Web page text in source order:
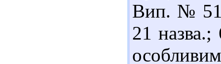
Вип. № 51
21